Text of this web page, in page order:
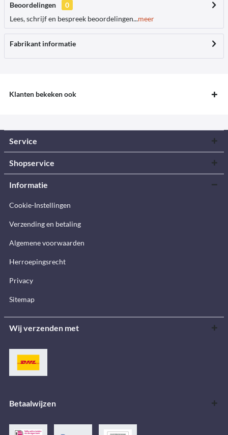
Beoordelingen
0
Lees, schrijf en bespreek beoordelingen...meer
Fabrikant informatie
Klanten bekeken ook
Service
Shopservice
Informatie
Cookie-Instellingen
Verzending en betaling
Algemene voorwaarden
Herroepingsrecht
Privacy
Sitemap
Wij verzenden met
Betaalwijzen